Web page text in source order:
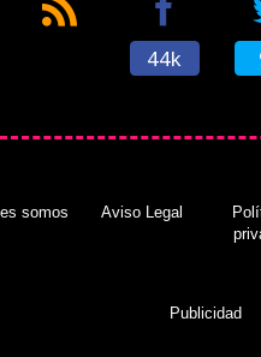
44k
somos Aviso Legal
Publicidad